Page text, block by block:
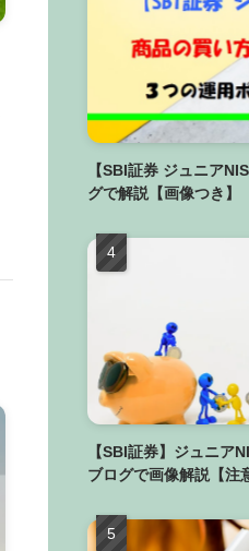
【SBI証券 ジュニア
グで解説【画像つき】
【SBI証券】ジュニア
ブログで画像解説【注